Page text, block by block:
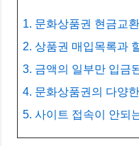
1. 문화상품권 현금교
2. 상품권 매입목록과
3. 금액의 일부만 입금
4. 문화상품권의 다양
5. 사이트 접속이 안되